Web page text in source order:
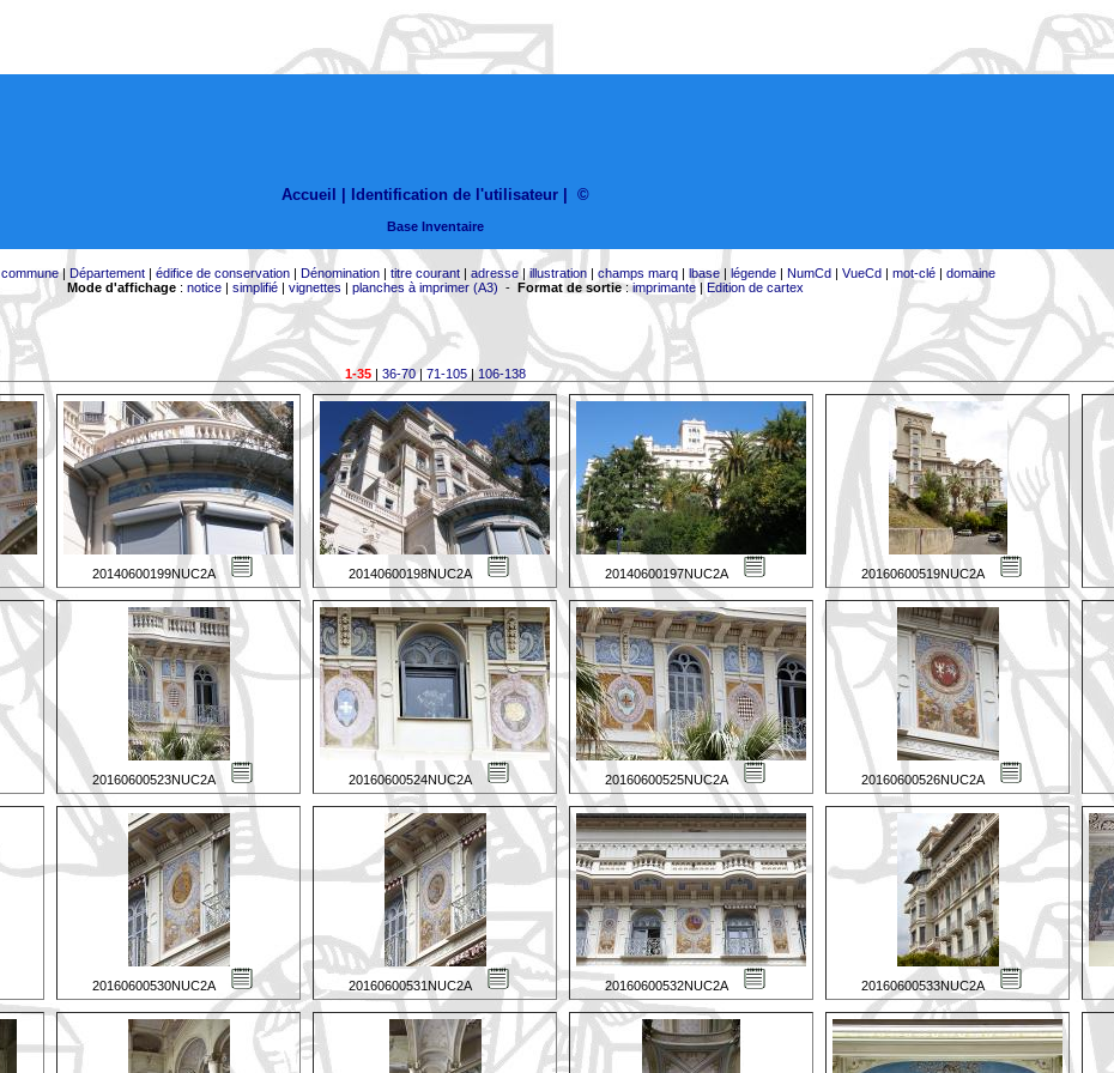
Accueil | Identification de l'utilisateur ©
Base Inventaire
commune| Département| édifice de conservation| Dénomination| titre courant| adresse|illustration| champs marq| lbase| légende| NumCd| VueCd| mot-clé| domaine
Mode d'affichage: notice| simplifié| vignettes | planches à imprimer (A3) - Format de sortie:imprimante| Edition de cartex
1-35| 36-70| 71-105|106-138
20140600199NUC2A 20140600198NUC2A 20140600197NUC2A 20160600519NUC2A
20160600523NUC2A 20160600524NUC2A 20160600525NUC2A 20160600526NUC2A
20160600530NUC2A 20160600531NUC2A 20160600532NUC2A 20160600533NUC2A